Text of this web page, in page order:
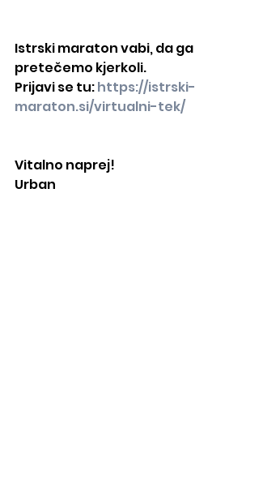
Istrski maraton vabi, da ga
pretečemo kjerkoli.
Prijavi se tu: https://istrski-
maraton.si/virtualni-tek/
Vitalno naprej!
Urban